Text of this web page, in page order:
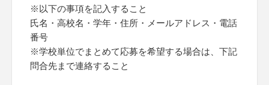
※以下の事項を記入すること
氏名・高校名・学年・住所・メールアドレス・電話
番号
※学校単位でまとめて応募を希望する場合は、下記
問合先まで連絡すること